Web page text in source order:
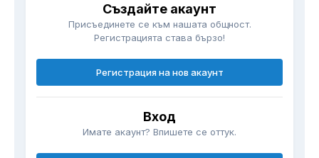
Създайте акаунт
Присъединете се към нашата общност.
Регистрацията става бързо!
Регистрация на нов акаунт
Вход
Имате акаунт? Впишете се оттук.